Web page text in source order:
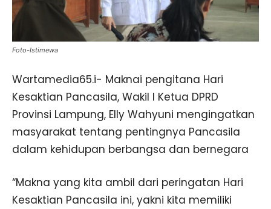
Foto-Istimewa
Wartamedia65.i- Maknai pengitana Hari
Kesaktian Pancasila, Wakil I Ketua DPRD
Provinsi Lampung, Elly Wahyuni mengingatkan
masyarakat tentang pentingnya Pancasila
dalam kehidupan berbangsa dan bernegara
“Makna yang kita ambil dari peringatan Hari
Kesaktian Pancasila ini, yakni kita memiliki